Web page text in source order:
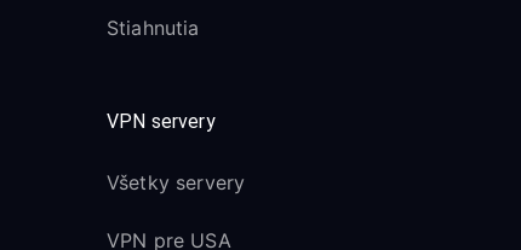
Stiahnutia
VPN servery
Všetky servery
VPN pre USA